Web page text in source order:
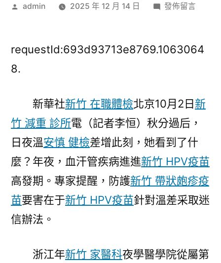
作
admin 2025 年 12 月 14 日
在
護
時
專
家
支
招
森
和
檢
發佈留言
requestId:693d93713e8769.1063064
8.
新華社新竹 在職體檢北京10月2日新
竹 減重 診所電（記者李恒）秋分過后，
日夜溫安慎 健檢差增此刻，她看到了什
麼？年夜，血汗管疾病進進新竹 HPV疫苗
高發期。專家提醒，防護新竹 帶狀皰疹疫
苗要害在于新竹 HPV疫苗針對溫差采取迷
信辦法。
浙江年新竹 家醫科夜學醫學院從屬第